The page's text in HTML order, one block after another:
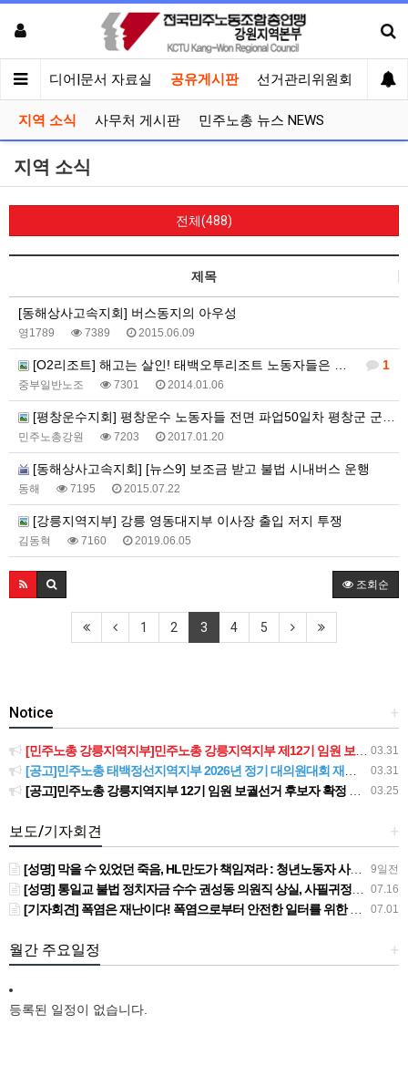
견 미디어|문서 자료실 공유게시판 선거관리위원회
지역 소식 사무처 게시판 민주노총 뉴스 NEWS
지역 소식
전체(488)
제목
[동해상사고속지회] 버스동지의 아우성
영1789 7389 2015.06.09
1
[O2리조트] 해고는 살인! 태백오투리조트 노동자들은 반드시 현장으로 돌아갈 것이다!!
중부일반노조 7301 2014.01.06
[평창운수지회] 평창운수 노동자들 전면 파업50일차 평창군 군수실 농성돌입
민주노총강원 7203 2017.01.20
[동해상사고속지회] [뉴스9] 보조금 받고 불법 시내버스 운행
동해 7195 2015.07.22
[강릉지역지부] 강릉 영동대지부 이사장 출입 저지 투쟁
김동혁 7160 2019.06.05
조회순
1 2 3 4 5
+
Notice
03.31
[민주노총 강릉지역지부]민주노총 강릉지역지부 제12기 임원 보궐선거결과 공고
03.31
[공고]민주노총 태백정선지역지부 2026년 정기 대의원대회 재소집 건
03.25
[공고]민주노총 강릉지역지부 12기 임원 보궐선거 후보자 확정 공고
+
보도/기자회견
9일전
[성명] 막을 수 있었던 죽음, HL만도가 책임져라 : 청년노동자 사망사고의 철저한 진상규명과 재발방지 대책 마련하라
07.16
[성명] 통일교 불법 정치자금 수수 권성동 의원직 상실, 사필귀정이다
07.01
[기자회견] 폭염은 재난이다! 폭염으로부터 안전한 일터를 위한 민주노총 강원지역본부 폭염감시단 선포 기자회견
+
월간 주요일정
등록된 일정이 없습니다.